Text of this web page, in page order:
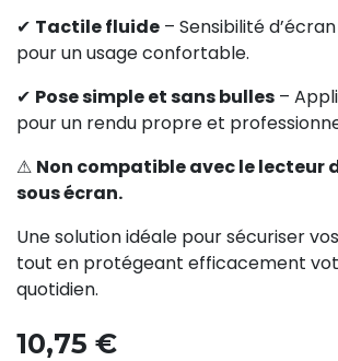
✔ Tactile fluide – Sensibilité
pour un usage confortable.
✔ Pose simple et sans bulles –
pour un rendu propre et
⚠ Non compatible avec le lecteur
sous écran.
Une solution idéale pour sécuriser
tout en protégeant efficacement
quotidien.
10,75 €